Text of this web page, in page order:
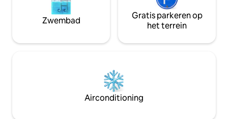
Zwembad
Gratis parkeren op
het terrein
Airconditioning